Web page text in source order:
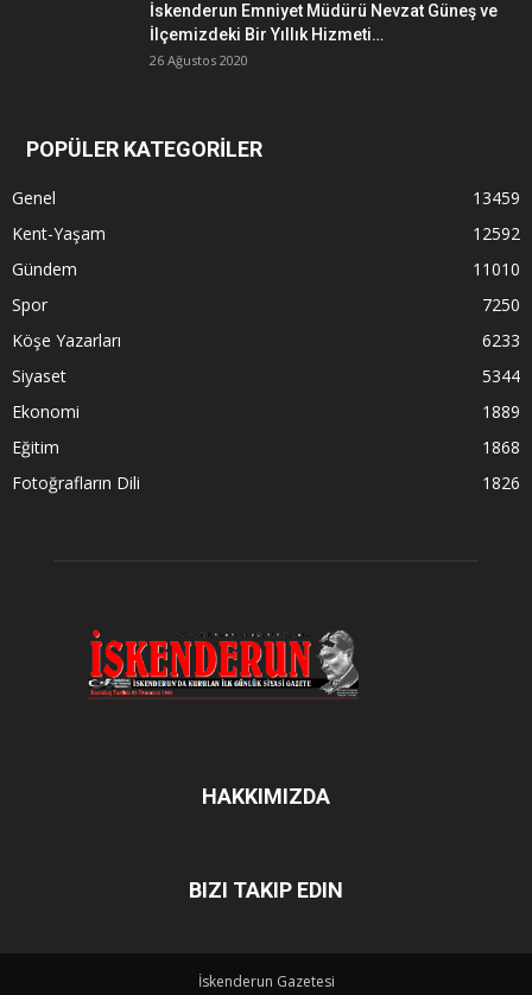
İskenderun Emniyet Müdürü Nevzat Güneş ve
İlçemizdeki Bir Yıllık Hizmeti…
26 Ağustos 2020
POPÜLER KATEGORİLER
Genel
13459
Kent-Yaşam
12592
Gündem
11010
Spor
7250
Köşe Yazarları
6233
Siyaset
5344
Ekonomi
1889
Eğitim
1868
Fotoğrafların Dili
1826
HAKKIMIZDA
BIZI TAKIP EDIN
İskenderun Gazetesi